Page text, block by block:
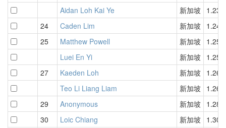
Aidan Loh Kai Ye
新加坡
1.23
24
Caden Lim 新加坡
1.24
25
Matthew Powell 新加坡
1.25
Luei En Yi
新加坡
1.25
27
Kaeden Loh 新加坡
1.26
Teo Li Liang Liam
新加坡
1.26
29
Anonymous 新加坡
1.28
30
Loic Chiang 新加坡
1.30